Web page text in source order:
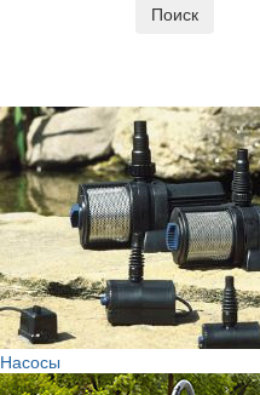
Поиск
Насосы